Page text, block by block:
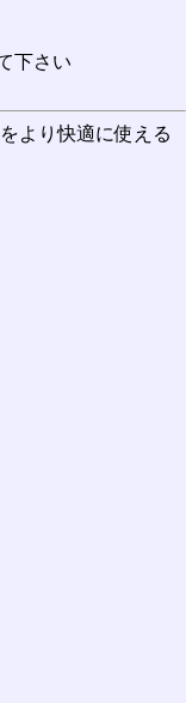
下さい
より快適に使える